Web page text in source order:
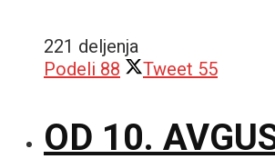
221 deljenja
Podeli 88 Tweet 55
OD 10.